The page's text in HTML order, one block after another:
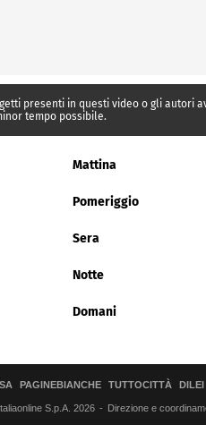
presenti in questi video o gli
tempo possibile.
Mattina
Pomeriggio
Sera
Notte
Domani
PAGINEBIANCHE TUTTOCITTÀ DILEI
S.p.A. 2026 Direzione e